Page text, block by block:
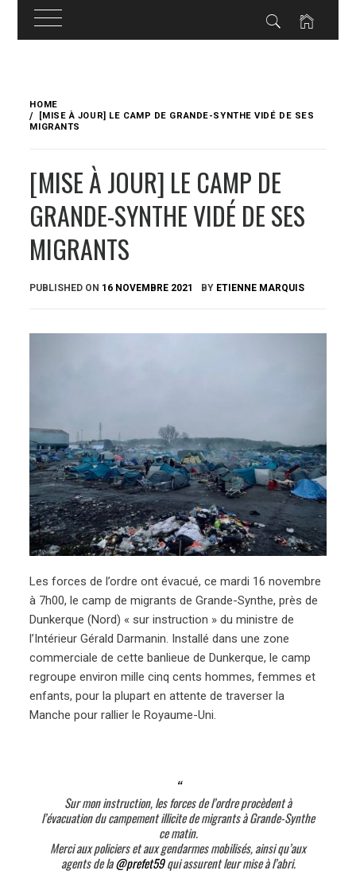
content
HOME
[MISE À JOUR] LE CAMP DE GRANDE-SYNTHE VIDÉ DE SES
MIGRANTS
[MISE À JOUR] LE CAMP DE
GRANDE-SYNTHE VIDÉ DE SES
MIGRANTS
PUBLISHED ON 16 NOVEMBRE 2021 BY ETIENNE MARQUIS
Les forces de l’ordre ont évacué, ce mardi 16 novembre
à 7h00, le camp de migrants de Grande-Synthe, près de
Dunkerque (Nord) « sur instruction » du ministre de
l’Intérieur Gérald Darmanin. Installé dans une zone
commerciale de cette banlieue de Dunkerque, le camp
regroupe environ mille cinq cents hommes, femmes et
enfants, pour la plupart en attente de traverser la
Manche pour rallier le Royaume-Uni.
Sur mon instruction, les forces de l’ordre procèdent à
l’évacuation du campement illicite de migrants à Grande-Synthe
ce matin.
Merci aux policiers et aux gendarmes mobilisés, ainsi qu’aux
agents de la@prefet59qui assurent leur mise à l’abri.